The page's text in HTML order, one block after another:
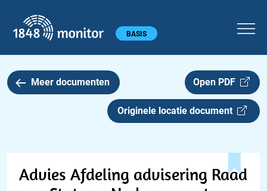
Hoofdmenu BASIS
Meer documenten Open PDF
Originele locatie document
Advies Afdeling advisering Raad